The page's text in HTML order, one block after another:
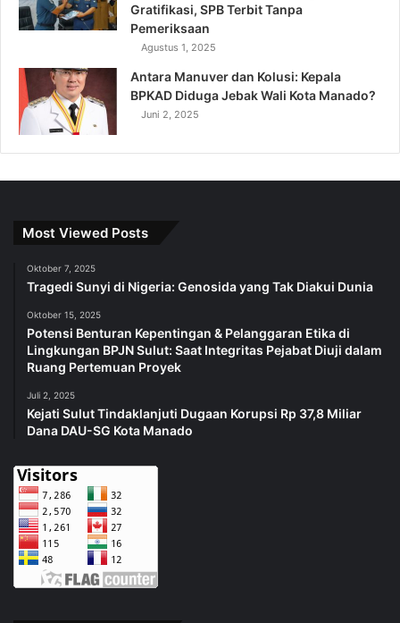
Gratifikasi, SPB Terbit Tanpa
Pemeriksaan
Agustus 1, 2025
Antara Manuver dan Kolusi: Kepala
BPKAD Diduga Jebak Wali Kota Manado?
Juni 2, 2025
Most Viewed Posts
Oktober 7, 2025
Tragedi Sunyi di Nigeria: Genosida yang Tak Diakui Dunia
Oktober 15, 2025
Potensi Benturan Kepentingan & Pelanggaran Etika di
Lingkungan BPJN Sulut: Saat Integritas Pejabat Diuji dalam
Ruang Pertemuan Proyek
Juli 2, 2025
Kejati Sulut Tindaklanjuti Dugaan Korupsi Rp 37,8 Miliar
Dana DAU-SG Kota Manado